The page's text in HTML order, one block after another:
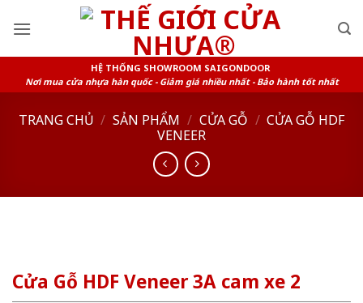
HỆ THỐNG SHOWROOM SAIGONDOOR
Nơi mua cửa nhựa hàn quốc - Giảm giá nhiều nhất - Bảo hành tốt nhất
TRANG CHỦ / SẢN PHẨM / CỬA GỖ / CỬA GỖ HDF
VENEER
Cửa Gỗ HDF Veneer 3A cam xe 2